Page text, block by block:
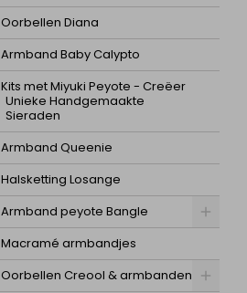
Oorbellen Diana
Armband Baby Calypto
Kits met Miyuki Peyote - Creëer
Unieke Handgemaakte
Sieraden
Armband Queenie
Halsketting Losange
Armband peyote Bangle
Macramé armbandjes
Oorbellen Creool & armbanden